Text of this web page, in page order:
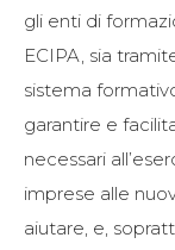
gli enti di
ECIPA, sia
sistema
garantire e
necessari
imprese alle
aiutare, e,